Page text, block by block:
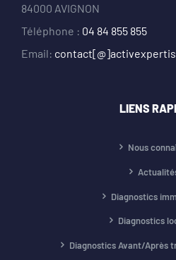
84000 AVIGNON
Téléphone : 04 84 855 855
Email:
LIENS
Nous
Diagnostics
Diagnostics
Diagnostics Avant/Après